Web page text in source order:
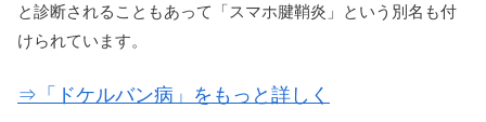
と診断されることもあって「スマホ腱鞘炎」という別名も付
けられています。
⇒「ドケルバン病」をもっと詳しく